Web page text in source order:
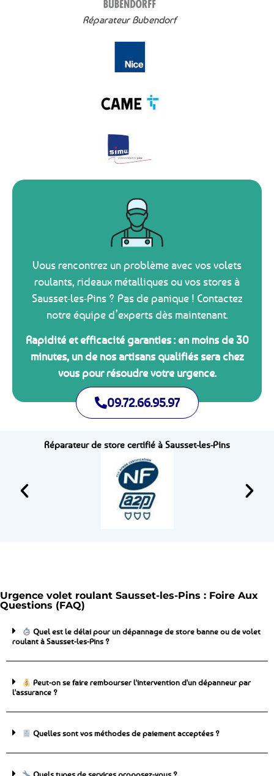
Réparateur Bubendorf
Vous rencontrez un problème avec vos volets
roulants, rideaux métalliques ou vos stores à
Sausset-les-Pins ? Pas de panique ! Contactez
notre équipe d’experts dès maintenant.
Rapidité et efficacité garanties : en moins de 30
minutes, un de nos artisans qualifiés sera chez
vous pour résoudre votre urgence.
09.72.66.95.97
Réparateur de store certifié à Sausset-les-Pins
Urgence volet roulant Sausset-les-Pins : Foire Aux
Questions (FAQ)
Quel est le délai pour un dépannage de store banne ou de volet
roulant à Sausset-les-Pins ?
Peut-on se faire rembourser l'intervention d'un dépanneur par
l'assurance ?
Quelles sont vos méthodes de paiement acceptées ?